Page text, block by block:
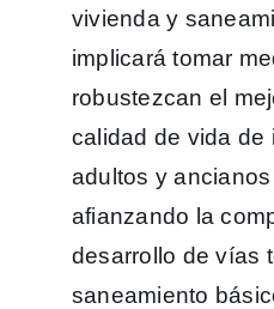
vivienda y
implicará tomar
robustezcan el
calidad de vida de
adultos y
afianzando la
desarrollo de vías
saneamiento